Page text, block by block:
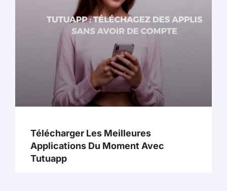
Télécharger Les Meilleures
Applications Du Moment Avec
Tutuapp